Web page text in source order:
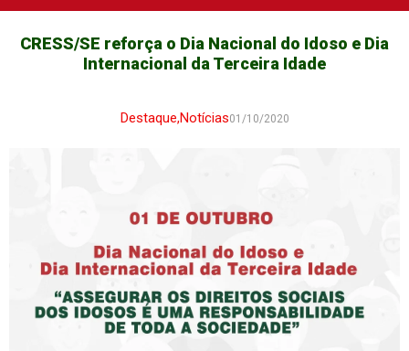
CRESS/SE reforça o Dia Nacional do Idoso e Dia
Internacional da Terceira Idade
Destaque,Notícias01/10/2020